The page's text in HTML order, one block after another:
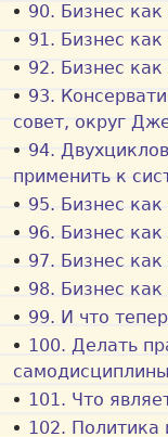
90. Бизнес
91. Бизнес
92. Бизнес
93.
совет, округ
94.
применить к
95. Бизнес
96. Бизнес
97. Бизнес
98. Бизнес
99. И что
100. Делать
самодисциплины
101. Что
102. Политика